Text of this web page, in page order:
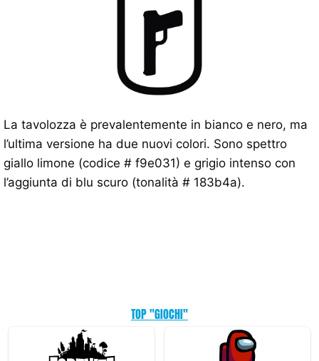
La tavolozza è prevalentemente in bianco e nero, ma
l’ultima versione ha due nuovi colori. Sono spettro
giallo limone (codice # f9e031) e grigio intenso con
l’aggiunta di blu scuro (tonalità # 183b4a).
TOP "GIOCHI"